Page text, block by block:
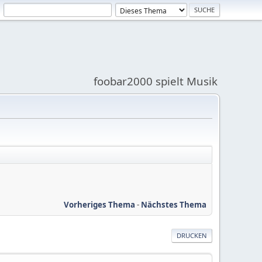
foobar2000 spielt Musik
Vorheriges Thema - Nächstes Thema
DRUCKEN